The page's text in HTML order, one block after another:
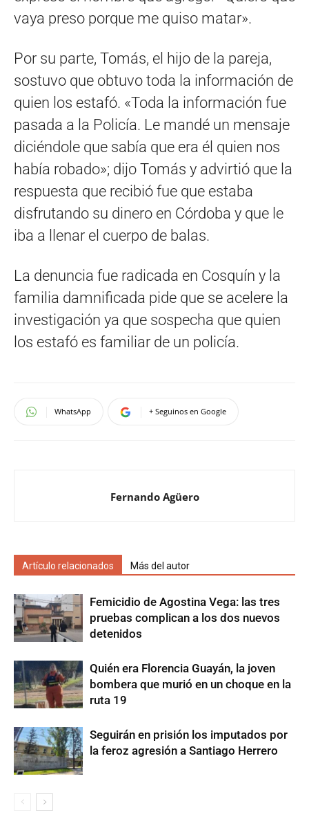
vaya preso porque me quiso matar».
Por su parte, Tomás, el hijo de la pareja,
sostuvo que obtuvo toda la información de
quien los estafó. «Toda la información fue
pasada a la Policía. Le mandé un mensaje
diciéndole que sabía que era él quien nos
había robado»; dijo Tomás y advirtió que la
respuesta que recibió fue que estaba
disfrutando su dinero en Córdoba y que le
iba a llenar el cuerpo de balas.
La denuncia fue radicada en Cosquín y la
familia damnificada pide que se acelere la
investigación ya que sospecha que quien
los estafó es familiar de un policía.
WhatsApp + Seguinos en Google
Fernando Agüero
Artículo relacionados Más del autor
Femicidio de Agostina Vega: las tres
pruebas complican a los dos nuevos
detenidos
Quién era Florencia Guayán, la joven
bombera que murió en un choque en la
ruta 19
Seguirán en prisión los imputados por
la feroz agresión a Santiago Herrero